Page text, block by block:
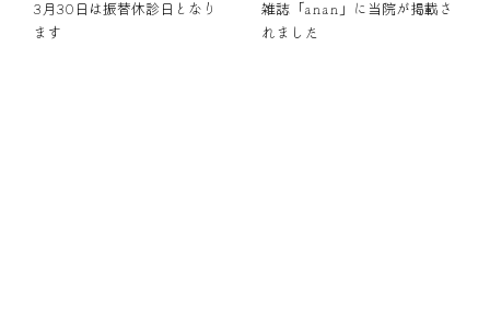
3月30日は振替休診日となり
ます
雑誌「anan」に当院が掲載さ
れました